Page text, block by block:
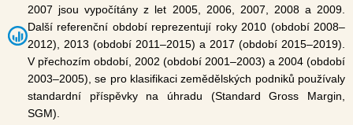
2007 jsou vypočítány z let 2005, 2006, 2007, 2008 a 2009.
Další referenční období reprezentují roky 2010 (období 2008–
2012), 2013 (období 2011–2015) a 2017 (období 2015–2019).
V přechozím období, 2002 (období 2001–2003) a 2004 (období
2003–2005), se pro klasifikaci zemědělských podniků používaly
standardní příspěvky na úhradu (Standard Gross Margin,
SGM).